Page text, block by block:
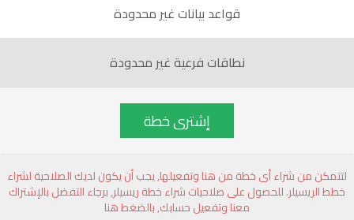
قواعد بيانات غير محدودة
نطاقات فرعية غير محدودة
إشترى خطة
لتتمكن من شراء أى خطة من هنا وتفعيلها, يجب أن يكون لديك الصلاحية لشراء
خطط الريسيلر. للحصول على صلاحيات شراء خطة ريسيلر, برجاء التفضل بالإشتراك
معنا وتفعيل حسابك, بالضغط هنا